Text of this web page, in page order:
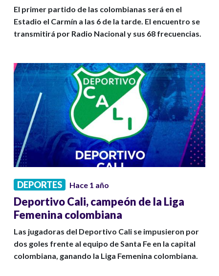
El primer partido de las colombianas será en el
Estadio el Carmín a las 6 de la tarde. El encuentro se
transmitirá por Radio Nacional y sus 68 frecuencias.
DEPORTES Hace 1 año
Deportivo Cali, campeón de la Liga
Femenina colombiana
Las jugadoras del Deportivo Cali se impusieron por
dos goles frente al equipo de Santa Fe en la capital
colombiana, ganando la Liga Femenina colombiana.